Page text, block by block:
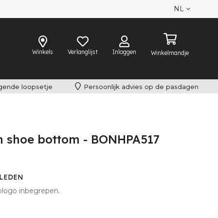
NL
Winkels Verlanglijst Inloggen Winkelmandje
loopsetje Persoonlijk advies op de pasdagen
bottom - BONHPA517
inbegrepen.